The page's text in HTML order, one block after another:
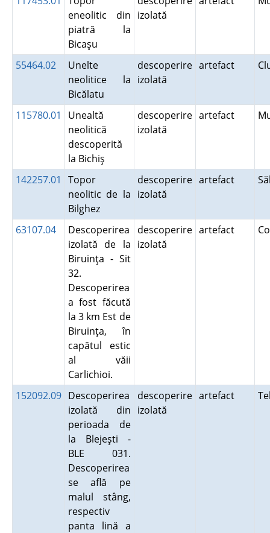
eneolitic din
piatră la
Bicaşu
izolată
55464.02
Unelte
neolitice la
Bicălatu
descoperire
izolată
artefact
115780.01
Unealtă
neolitică
descoperită
la Bichiş
descoperire
izolată
artefact
142257.01
Topor
neolitic de la
Bilghez
descoperire
izolată
artefact
63107.04
Descoperirea
izolată de la
Biruinţa - Sit
32.
Descoperirea
a fost făcută
la 3 km Est de
Biruinţa, în
capătul estic
al văii
Carlichioi.
descoperire
izolată
artefact
152092.09 Descoperirea
izolată din
perioada de
la Blejeşti -
BLE 031.
Descoperirea
se află pe
malul stâng,
respectiv
panta lină a
descoperire
izolată
artefact